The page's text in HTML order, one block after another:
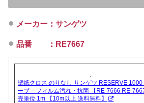
メーカー：サンゲツ
品番 ：RE7667
壁紙クロス のりなし サンゲツ RESERVE 1000
ーブ – フィルム汚れ・抗菌 【RE-7666 RE-
売単位 1m 【10m以上 送料無料】